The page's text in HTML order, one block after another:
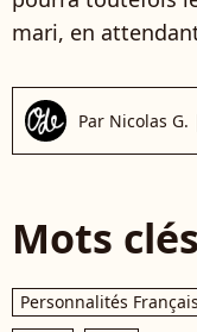
mari, en
Par Nicolas G.
Mots clés
Personnalités